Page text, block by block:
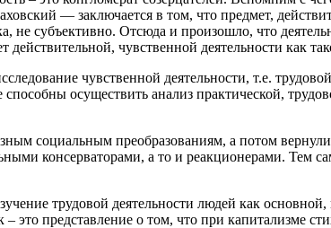
— заключается в том, что предмет,
не субъективно. Отсюда и произошло, что
действительной, чувственной деятельности как
чувственной деятельности, т.е.
осуществить анализ практической,
социальным преобразованиям, а потом
консерваторами, а то и реакционерами. Тем
трудовой деятельности людей как
представление о том, что при капитализме